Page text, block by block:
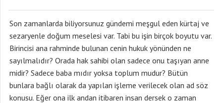
Son zamanlarda biliyorsunuz gündemi meşgul eden kürtaj ve
sezaryenle doğum meselesi var. Tabi bu işin birçok boyutu var.
Birincisi ana rahminde bulunan cenin hukuk yönünden ne
sayılmalıdır? Orada hak sahibi olan sadece onu taşıyan anne
midir? Sadece baba mıdır yoksa toplum mudur? Bütün
bunlara bağlı olarak da yapılan işleme verilecek olan ad söz
konusu. Eğer ona ilk andan itibaren insan dersek o zaman